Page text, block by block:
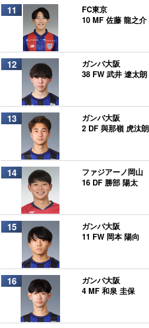
11
FC東京
10 MF 佐藤 龍之介
12
ガンバ大阪
38 FW 武井 遼太朗
13
ガンバ大阪
2 DF 與那嶺 虎汰朗
14
ファジアーノ岡山
16 DF 勝部 陽太
15
ガンバ大阪
11 FW 岡本 陽向
16
ガンバ大阪
4 MF 和泉 圭保